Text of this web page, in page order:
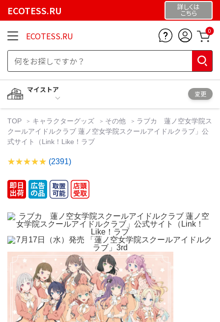
ECOTESS.RU 詳しくは
こちら
ECOTESS.RU 0
マイストア
変更
TOP キャラクターグッズ その他
ラブカ 蓮ノ空女学院ス
クールアイドルクラブ 蓮ノ空女学院スクールアイドルクラブ」公
式サイト（Link！Like！ラブ
(2391)